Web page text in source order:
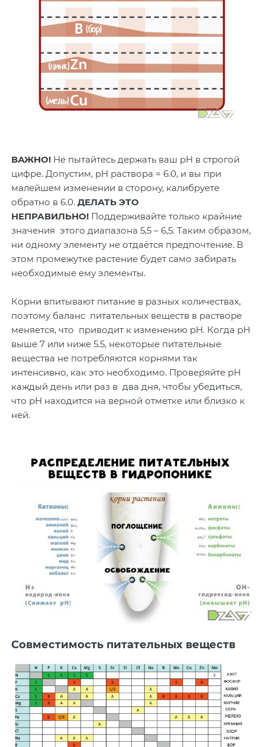
ВАЖНО! Не пытайтесь держать ваш pH в строгой
цифре. Допустим, pH раствора = 6.0, и вы при
малейшем изменении в сторону, калибруете
обратно в 6.0. ДЕЛАТЬ ЭТО
НЕПРАВИЛЬНО! Поддерживайте только крайние
значения этого диапазона 5,5 – 6,5. Таким образом,
ни одному элементу не отдаётся предпочтение. В
этом промежутке растение будет само забирать
необходимые ему элементы.
Корни впитывают питание в разных количествах,
поэтому баланс питательных веществ в растворе
меняется, что приводит к изменению pH. Когда рН
выше 7 или ниже 5.5, некоторые питательные
вещества не потребляются корнями так
интенсивно, как это необходимо. Проверяйте рН
каждый день или раз в два дня, чтобы убедиться,
что рН находится на верной отметке или близко к
ней.
Совместимость питательных веществ